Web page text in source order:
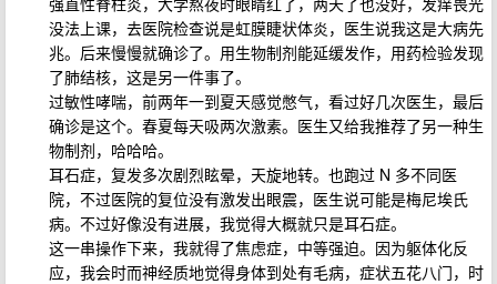
没法上课，去医院检查说是虹膜睫状体炎，医生说我这是大病先
兆。后来慢慢就确诊了。用生物制剂能延缓发作，用药检验发现
了肺结核，这是另一件事了。
过敏性哮喘，前两年一到夏天感觉憋气，看过好几次医生，最后
确诊是这个。春夏每天吸两次激素。医生又给我推荐了另一种生
物制剂，哈哈哈。
耳石症，复发多次剧烈眩晕，天旋地转。也跑过 N 多不同医
院，不过医院的复位没有激发出眼震，医生说可能是梅尼埃氏
病。不过好像没有进展，我觉得大概就只是耳石症。
这一串操作下来，我就得了焦虑症，中等强迫。因为躯体化反
应，我会时而神经质地觉得身体到处有毛病，症状五花八门，时